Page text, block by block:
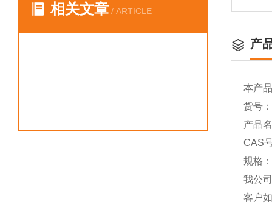
相关文章 / ARTICLE
产
本产
货号
产品
CAS
规格
我公
客户